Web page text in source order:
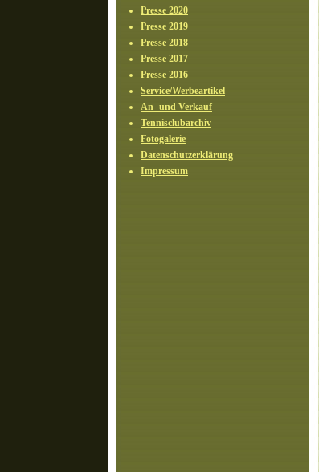
Presse 2020
Presse 2019
Presse 2018
Presse 2017
Presse 2016
Service/Werbeartikel
An- und Verkauf
Tennisclubarchiv
Fotogalerie
Datenschutzerklärung
Impressum